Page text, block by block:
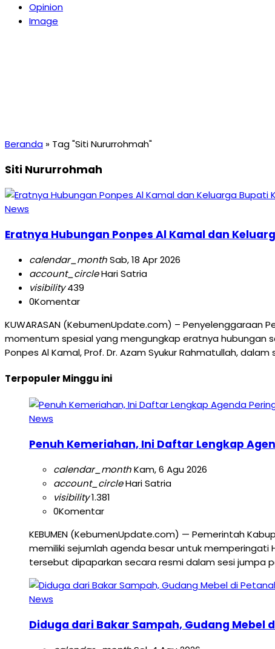
Opinion
Image
Beranda » Tag "Siti Nururrohmah"
Siti Nururrohmah
News
Eratnya Hubungan Ponpes Al Kamal dan
calendar_monthSab, 18 Apr 2026
account_circleHari Satria
visibility439
0Komentar
KUWARASAN (KebumenUpdate.com) – Penyelenggaraan
momentum spesial yang mengungkap eratnya hubungan
Ponpes Al Kamal, Prof. Dr. Azam Syukur Rahmatullah,
Terpopuler Minggu ini
News
Penuh Kemeriahan, Ini Daftar Lengkap
calendar_monthKam, 6 Agu 2026
account_circleHari Satria
visibility1.381
0Komentar
KEBUMEN (KebumenUpdate.com) — Pemerintah
memiliki sejumlah agenda besar untuk memperingati
tersebut dipaparkan secara resmi dalam sesi jumpa
News
Diduga dari Bakar Sampah, Gudang Mebel